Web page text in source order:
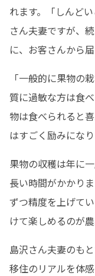
れます。「しんど
さん夫妻ですが、
に、お客さんから
「一般的に果物の
質に過敏な方は食
物は食べられると
はすごく励みになり
果物の収穫は年に
長い時間がかかり
ずつ精度を上げて
けて楽しめるのが
島沢さん夫妻のも
移住のリアルを体